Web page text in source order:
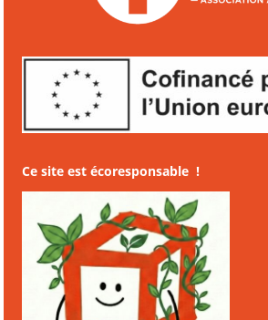
Ce site est écoresponsable !